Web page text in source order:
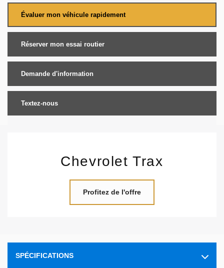
SPÉCIFICATIONS
Évaluer mon véhicule rapidement
Réserver mon essai routier
Demande d'information
Textez-nous
Chevrolet Trax
Profitez de l'offre